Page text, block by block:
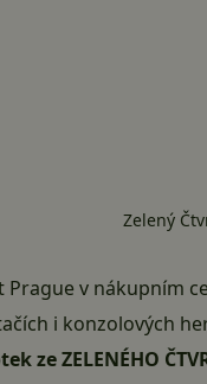
Zelený
Praguev nákupním
i konzolových
ze ZELENÉHO